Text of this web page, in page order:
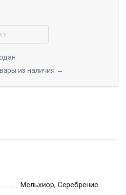
из наличия →
Мельхиор, Серебрение